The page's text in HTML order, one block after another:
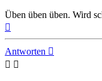
Üben üben üben. Wird
Antworten